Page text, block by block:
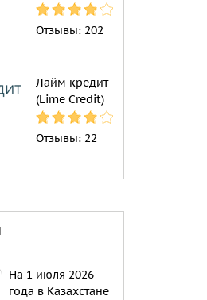
Отзывы: 202
Лайм кредит
(Lime Credit)
Отзывы: 22
На 1 июля 2026
года в Казахстане